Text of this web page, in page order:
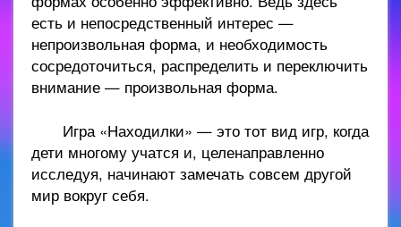
есть и непосредственный интерес —
непроизвольная форма, и необходимость
сосредоточиться, распределить и переключить
внимание — произвольная форма.
Игра «Находилки» — это тот вид игр, когда
дети многому учатся и, целенаправленно
исследуя, начинают замечать совсем другой
мир вокруг себя.